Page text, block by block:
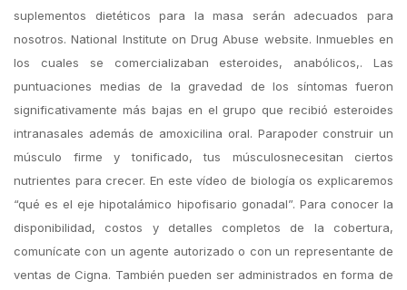
suplementos dietéticos para la masa serán adecuados para
nosotros. National Institute on Drug Abuse website. Inmuebles en
los cuales se comercializaban esteroides, anabólicos,. Las
puntuaciones medias de la gravedad de los síntomas fueron
significativamente más bajas en el grupo que recibió esteroides
intranasales además de amoxicilina oral. Parapoder construir un
músculo firme y tonificado, tus músculosnecesitan ciertos
nutrientes para crecer. En este vídeo de biología os explicaremos
“qué es el eje hipotalámico hipofisario gonadal”. Para conocer la
disponibilidad, costos y detalles completos de la cobertura,
comunícate con un agente autorizado o con un representante de
ventas de Cigna. También pueden ser administrados en forma de